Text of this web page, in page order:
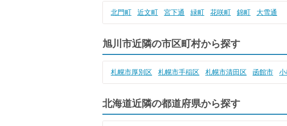
北門町 近文町 宮下通 緑町 花咲町 錦町 大雪通
旭川市近隣の市区町村から探す
札幌市厚別区 札幌市手稲区 札幌市清田区 函館市
北海道近隣の都道府県から探す